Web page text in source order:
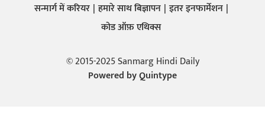
सन्मार्ग में करियर हमारे साथ बिज्ञापन इतर इनफार्मेशन
कोड ऑफ़ एथिक्स
© 2015-2025 Sanmarg Hindi Daily
Powered byQuintype